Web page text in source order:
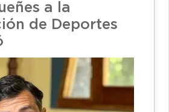
a la
de Deportes